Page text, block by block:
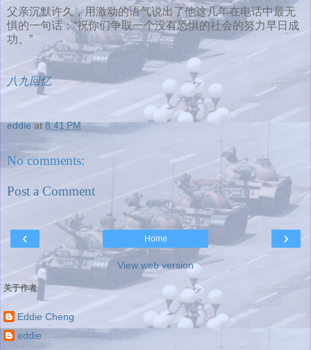
父亲沉默许久，用激动的语气说出了他这几年在电话中最无
惧的一句话：“祝你们争取一个没有恐惧的社会的努力早日成
功。”
八九回忆
eddie at8:41 PM
No comments:
Post a Comment
‹ ›
Home
View web version
关于作者
Eddie Cheng
eddie